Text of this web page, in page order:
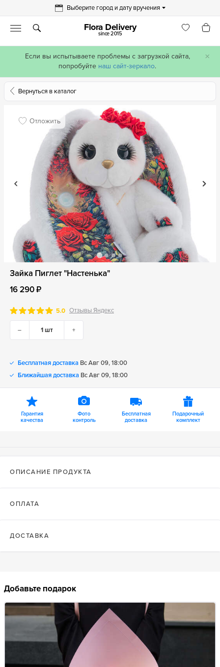
×
Если вы испытываете проблемы с загрузкой сайта,
попробуйте наш сайт-зеркало.
Выберите город и дату вручения
Flora Delivery
since 2015
Вернуться в каталог
Отложить
Зайка Пиглет "Настенька"
16 290 ₽
5.0 Отзывы Яндекс
– +
Бесплатная доставка Вс Авг 09, 18:00
Ближайшая доставка Вс Авг 09, 18:00
Гарантия
качества
Фото
контроль
Бесплатная
доставка
Подарочный
комплект
ОПИСАНИЕ ПРОДУКТА
ОПЛАТА
ДОСТАВКА
Добавьте подарок